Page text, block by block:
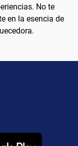
No te
en la esencia de